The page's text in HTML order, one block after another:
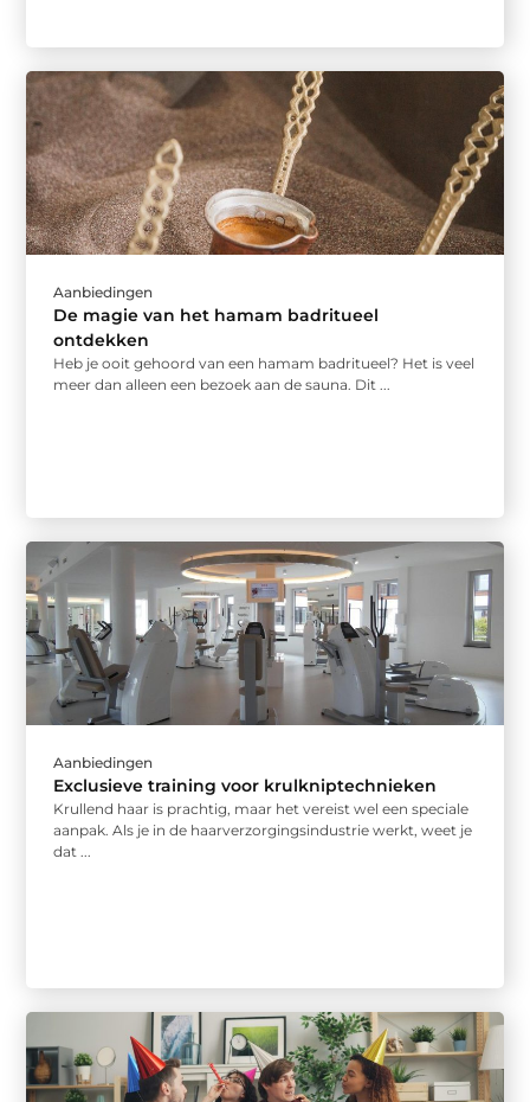
Aanbiedingen
De magie van het hamam badritueel
ontdekken
Heb je ooit gehoord van een hamam badritueel? Het is veel
meer dan alleen een bezoek aan de sauna. Dit ...
Aanbiedingen
Exclusieve training voor krulkniptechnieken
Krullend haar is prachtig, maar het vereist wel een speciale
aanpak. Als je in de haarverzorgingsindustrie werkt, weet je
dat ...